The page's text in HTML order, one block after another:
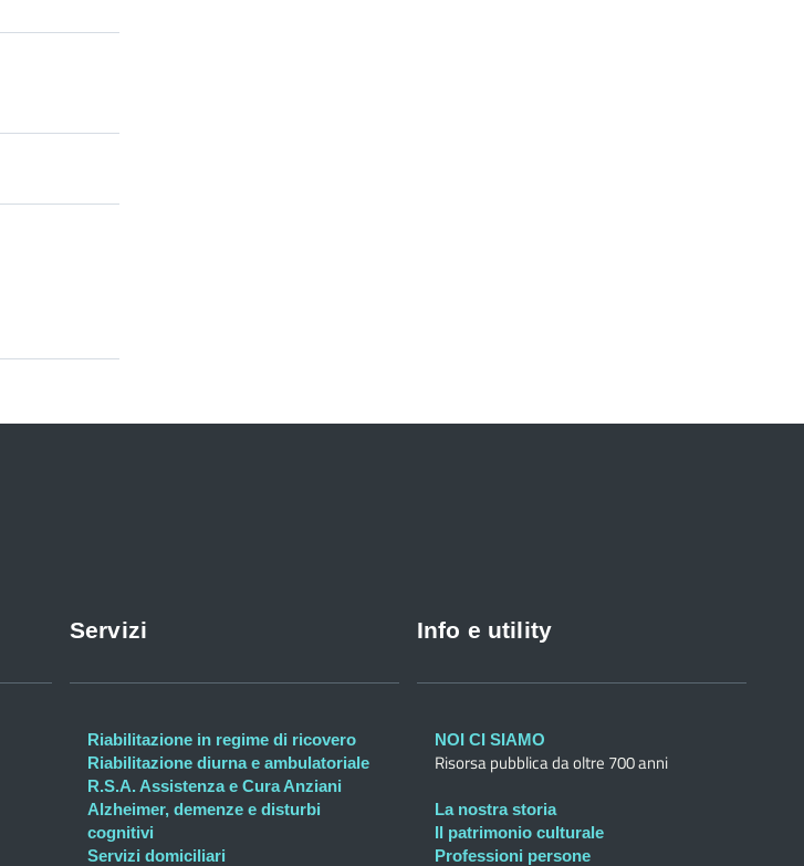
Servizi
Riabilitazione in regime di ricovero
Riabilitazione diurna e ambulatoriale
R.S.A. Assistenza e Cura Anziani
Alzheimer, demenze e disturbi
cognitivi
Servizi domiciliari
Info e utility
NOI CI SIAMO
Risorsa pubblica da oltre 700 anni
La nostra storia
Il patrimonio culturale
Professioni persone